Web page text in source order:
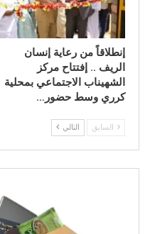
إنطلاقاً من رعاية إنسان
الريف .. إفتتاح مركز
الشهيناب الاجتماعي بمحلية
كرري وسط حضور…
السابق التالي